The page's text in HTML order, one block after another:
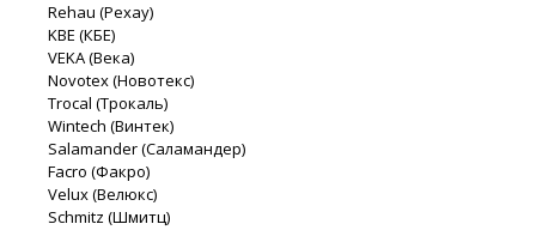
Rehau (Рехау)
KBE (КБЕ)
VEKA (Века)
Novotex (Новотекс)
Trocal (Трокаль)
Wintech (Винтек)
Salamander (Саламандер)
Facro (Факро)
Velux (Велюкс)
Schmitz (Шмитц)